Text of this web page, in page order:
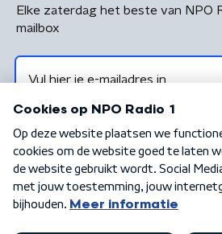
Elke zaterdag het beste van NPO
mailbox
Algemene voorwaarden